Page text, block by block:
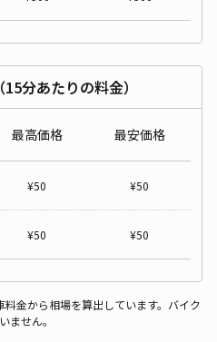
分あたりの料金）
最高価格 最安価格
¥50 ¥50
¥50 ¥50
金から相場を算出しています。バイク
ません。